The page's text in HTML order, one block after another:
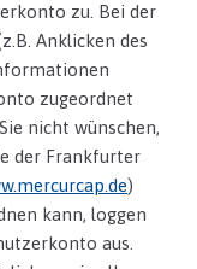
zu. Bei der
Anklicken des
zugeordnet
nicht wünschen,
der Frankfurter
)
kann, loggen
aus.